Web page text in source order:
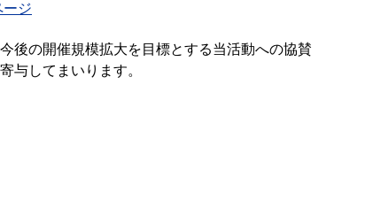
ジ
の開催規模拡大を目標とする当活動への協賛
与してまいります。